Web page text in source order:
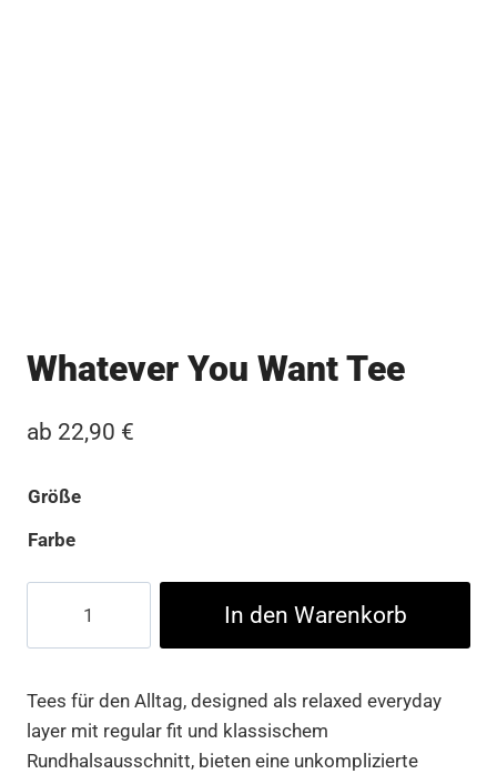
Whatever You Want Tee
ab 22,90 €
Größe
Farbe
Want
Menge
In den Warenkorb
Tees für den Alltag, designed als relaxed everyday
layer mit regular fit und klassischem
Rundhalsausschnitt, bieten eine unkomplizierte